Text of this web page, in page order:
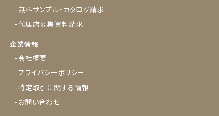
-無料サンプル・カタログ請求
-代理店募集資料請求
企業情報
-会社概要
-プライバシーポリシー
-特定取引に関する情報
-お問い合わせ